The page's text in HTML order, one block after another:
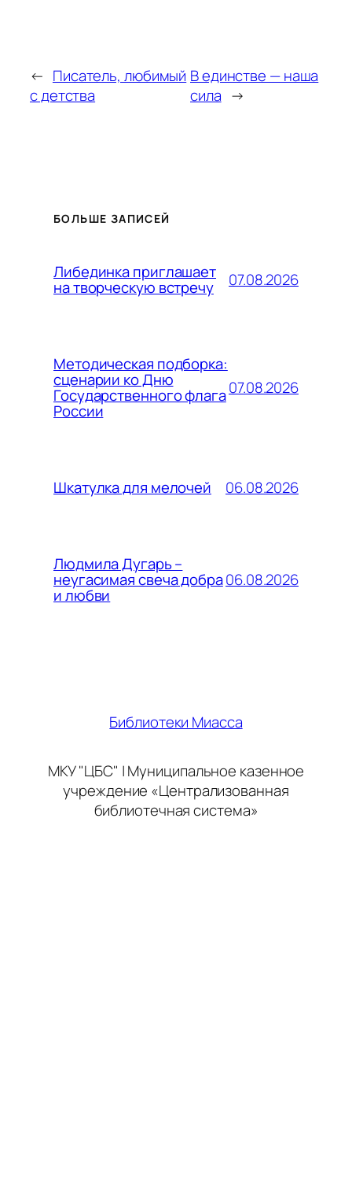
← Писатель, любимый
с детства
В единстве — наша
сила →
БОЛЬШЕ ЗАПИСЕЙ
Либединка приглашает
на творческую встречу 07.08.2026
Методическая подборка:
сценарии ко Дню
Государственного флага
России
07.08.2026
Шкатулка для мелочей 06.08.2026
Людмила Дугарь –
неугасимая свеча добра
и любви
06.08.2026
Библиотеки Миасса
МКУ "ЦБС" | Муниципальное казенное
учреждение «Централизованная
библиотечная система»